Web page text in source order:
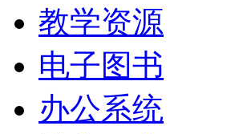
教学资源
电子图书
办公系统